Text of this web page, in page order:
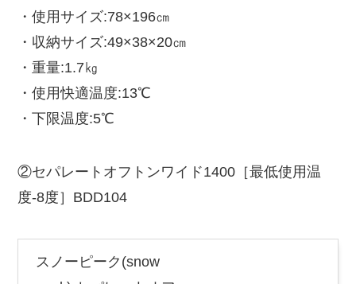
・使用サイズ:78×196㎝
・収納サイズ:49×38×20㎝
・重量:1.7㎏
・使用快適温度:13℃
・下限温度:5℃
②セパレートオフトンワイド1400［最低使用温
度-8度］BDD104
スノーピーク(snow